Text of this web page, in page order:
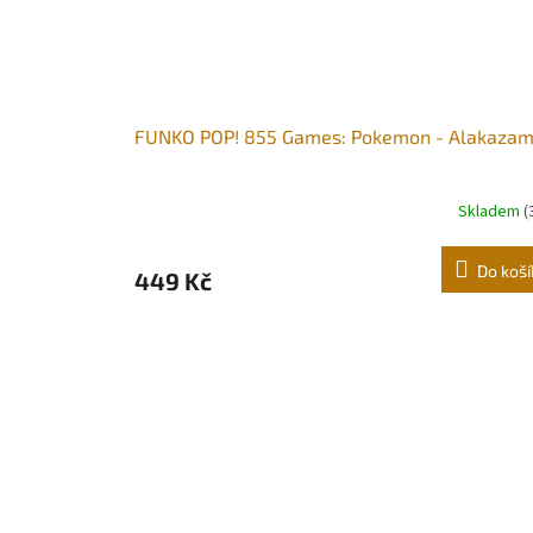
FUNKO POP! 855 Games: Pokemon - Alakazam
Skladem
449 Kč Do